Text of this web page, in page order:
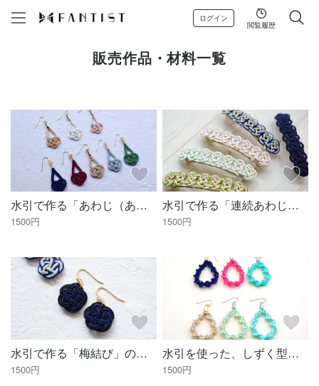
ログイン
閲覧履歴
販売作品・材料一覧
水引で作る「あわじ（あわび）結び」のピアス・イヤリング手作りキット
1500円
水引で作る「連続あわじ結び」のバレッタ手作りキット
1500円
水引で作る「梅結び」のピアス・イヤリング、材料キット
1500円
水引を使った、しずく型のピアス・イヤリングの材料キット
1500円